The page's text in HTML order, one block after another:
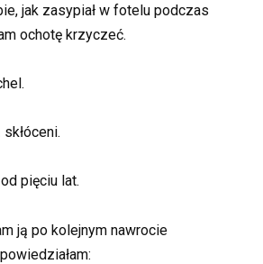
jak zasypiał w fotelu podczas
ochotę krzyczeć.
pięciu lat.
ją po kolejnym nawrocie